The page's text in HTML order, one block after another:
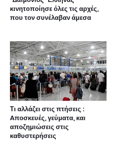
κινητοποίησε όλες τις αρχές,
που τον συνέλαβαν άμεσα
Τι αλλάζει στις πτήσεις :
Aποσκευές, γεύματα, και
αποζημιώσεις στις
καθυστερήσεις